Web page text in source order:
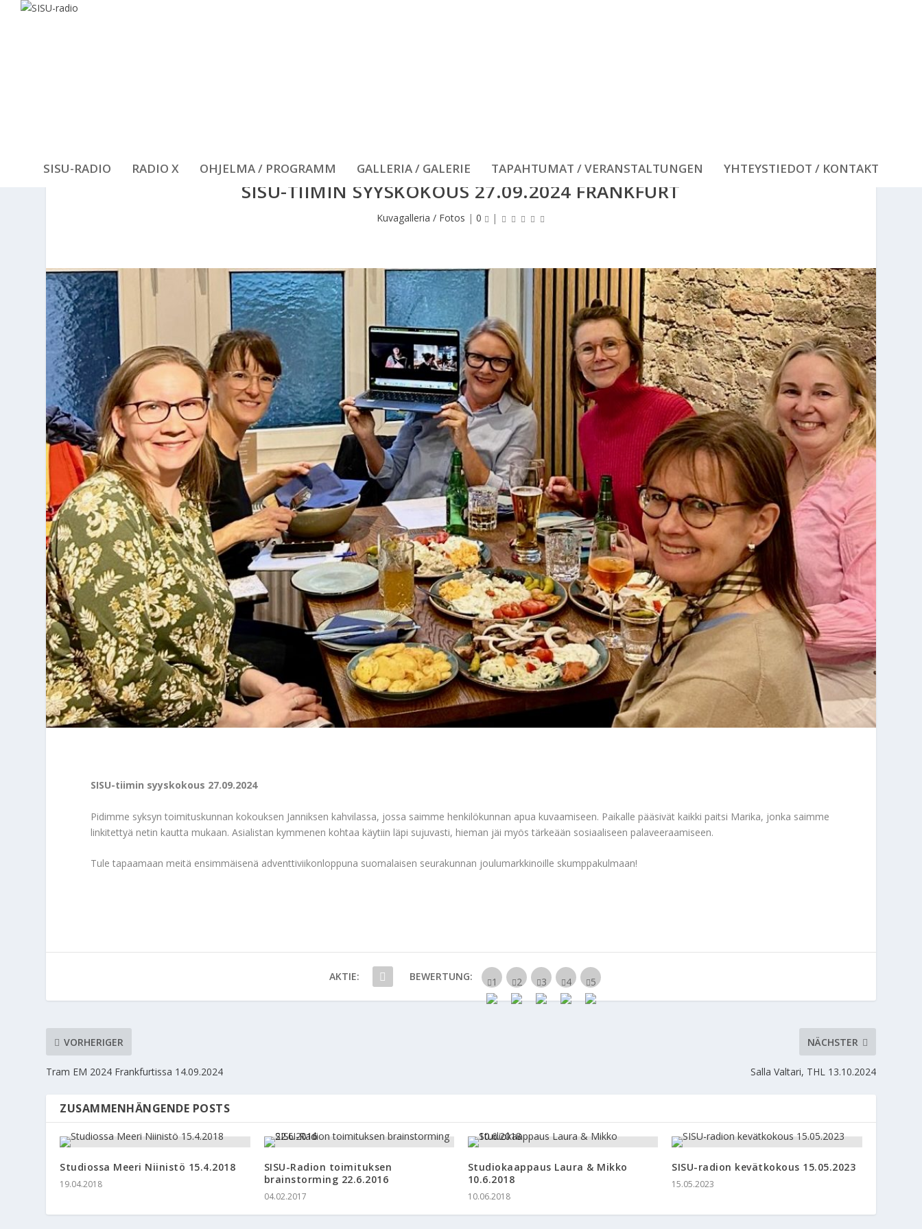
SISU-RADIO RADIO X OHJELMA / PROGRAMM GALLERIA / GALERIE TAPAHTUMAT / VERANSTALTUNGEN YHTEYSTIEDOT / KONTAKT
SISU-TIIMIN SYYSKOKOUS 27.09.2024 FRANKFURT
Kuvagalleria / Fotos | 0 |
SISU-tiimin syyskokous 27.09.2024
Pidimme syksyn toimituskunnan kokouksen Janniksen kahvilassa, jossa saimme henkilökunnan apua kuvaamiseen. Paikalle pääsivät kaikki paitsi Marika, jonka saimme
linkitettyä netin kautta mukaan. Asialistan kymmenen kohtaa käytiin läpi sujuvasti, hieman jäi myös tärkeään sosiaaliseen palaveeraamiseen.
Tule tapaamaan meitä ensimmäisenä adventtiviikonloppuna suomalaisen seurakunnan joulumarkkinoille skumppakulmaan!
AKTIE: BEWERTUNG:
VORHERIGER
Tram EM 2024 Frankfurtissa 14.09.2024
NÄCHSTER
Salla Valtari, THL 13.10.2024
ZUSAMMENHÄNGENDE POSTS
Studiossa Meeri Niinistö 15.4.2018
19.04.2018
SISU-Radion toimituksen
brainstorming 22.6.2016
04.02.2017
Studiokaappaus Laura & Mikko
10.6.2018
10.06.2018
SISU-radion kevätkokous 15.05.2023
15.05.2023